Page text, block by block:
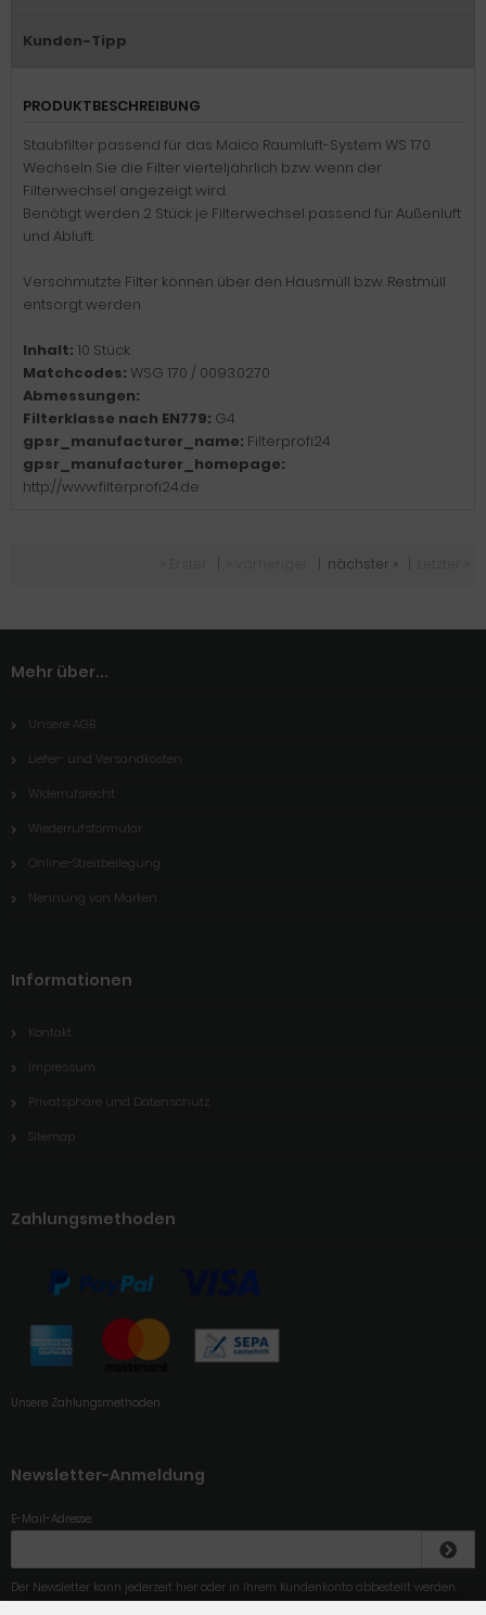
Kunden-Tipp
PRODUKTBESCHREIBUNG
Staubfilter passend für das Maico Raumluft-System WS 170
Wechseln Sie die Filter vierteljährlich bzw. wenn der
Filterwechsel angezeigt wird.
Benötigt werden 2 Stück je Filterwechsel passend für Außenluft
und Abluft.
Verschmutzte Filter können über den Hausmüll bzw. Restmüll
entsorgt werden.
Inhalt: 10 Stück
Matchcodes: WSG 170 / 0093.0270
Abmessungen:
Filterklasse nach EN779: G4
gpsr_manufacturer_name: Filterprofi24
gpsr_manufacturer_homepage:
http://www.filterprofi24.de
nächster »
Mehr über...
Unsere AGB
Liefer- und Versandkosten
Widerrufsrecht
Wiederrufsformular
Online-Streitbeilegung
Nennung von Marken
Informationen
Kontakt
Impressum
Privatsphäre und Datenschutz
Sitemap
Zahlungsmethoden
Unsere Zahlungsmethoden
Newsletter-Anmeldung
E-Mail-Adresse:
Der Newsletter kann jederzeit hier oder in Ihrem Kundenkonto abbestellt werden.